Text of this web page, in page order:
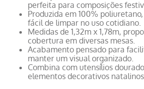
perfeita para composições
Produzida em 100%
fácil de limpar no uso cotidiano.
Medidas de 1,32m x 1,78m,
cobertura em diversas mesas.
Acabamento pensado para
manter um visual organizado.
Combina com utensílios
elementos decorativos natalinos.